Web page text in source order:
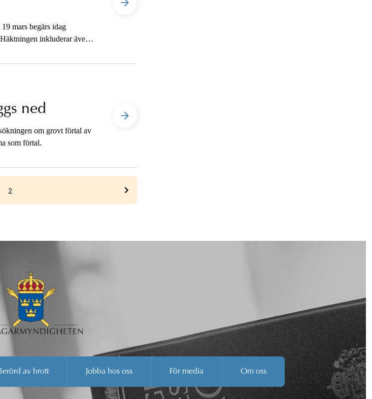
mars begärs idag
inkluderar även
ned
om grovt förtal av
som förtal.
2
av brott Jobba hos oss För media Om oss